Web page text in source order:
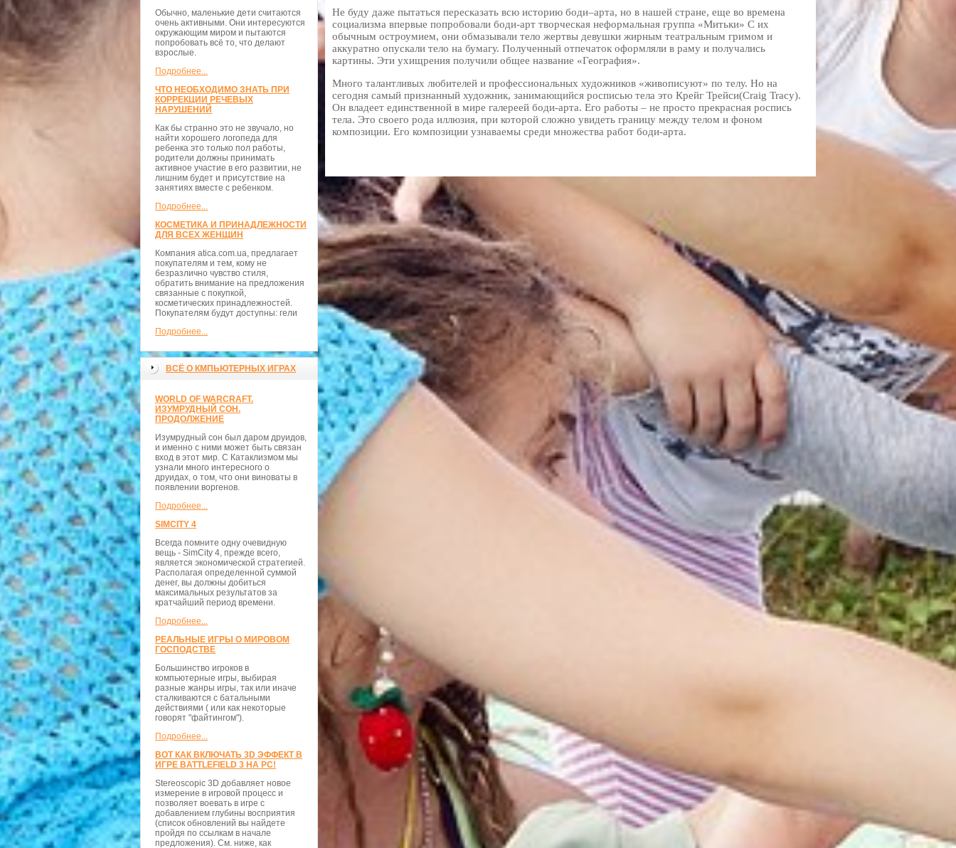
Обычно, маленькие дети считаются
очень активными. Они интересуются
окружающим миром и пытаются
попробовать всё то, что делают
взрослые.
Подробнее...
ЧТО НЕОБХОДИМО ЗНАТЬ ПРИ
КОРРЕКЦИИ РЕЧЕВЫХ
НАРУШЕНИЙ
Как бы странно это не звучало, но
найти хорошего логопеда для
ребенка это только пол работы,
родители должны принимать
активное участие в его развитии, не
лишним будет и присутствие на
занятиях вместе с ребенком.
Подробнее...
КОСМЕТИКА И ПРИНАДЛЕЖНОСТИ
ДЛЯ ВСЕХ ЖЕНЩИН
Компания atica.com.ua, предлагает
покупателям и тем, кому не
безразлично чувство стиля,
обратить внимание на предложения
связанные с покупкой,
косметических принадлежностей.
Покупателям будут доступны: гели
Подробнее...
ВСЁ О КМПЬЮТЕРНЫХ ИГРАХ
WORLD OF WARCRAFT.
ИЗУМРУДНЫЙ СОН.
ПРОДОЛЖЕНИЕ
Изумрудный сон был даром друидов,
и именно с ними может быть связан
вход в этот мир. С Катаклизмом мы
узнали много интересного о
друидах, о том, что они виноваты в
появлении воргенов.
Подробнее...
SIMCITY 4
Всегда помните одну очевидную
вещь - SimCity 4, прежде всего,
является экономической стратегией.
Располагая определенной суммой
денег, вы должны добиться
максимальных результатов за
кратчайший период времени.
Подробнее...
РЕАЛЬНЫЕ ИГРЫ О МИРОВОМ
ГОСПОДСТВЕ
Большинство игроков в
компьютерные игры, выбирая
разные жанры игры, так или иначе
сталкиваются с батальными
действиями ( или как некоторые
говорят "файтингом").
Подробнее...
ВОТ КАК ВКЛЮЧАТЬ 3D ЭФФЕКТ В
ИГРЕ BATTLEFIELD 3 НА PC!
Stereoscopic 3D добавляет новое
измерение в игровой процесс и
позволяет воевать в игре с
добавлением глубины восприятия
(список обновлений вы найдете
пройдя по ссылкам в начале
предложения). См. ниже, как
Не буду даже пытаться пересказать всю историю боди–арта, но в нашей стране, еще во времена
социализма впервые попробовали боди-арт творческая неформальная группа «Митьки» С их
обычным остроумием, они обмазывали тело жертвы девушки жирным театральным гримом и
аккуратно опускали тело на бумагу. Полученный отпечаток оформляли в раму и получались
картины. Эти ухищрения получили общее название «География».
Много талантливых любителей и профессиональных художников «живописуют» по телу. Но на
сегодня самый признанный художник, занимающийся росписью тела это Крейг Трейси(Craig Tracy).
Он владеет единственной в мире галереей боди-арта. Его работы – не просто прекрасная роспись
тела. Это своего рода иллюзия, при которой сложно увидеть границу между телом и фоном
композиции. Его композиции узнаваемы среди множества работ боди-арта.